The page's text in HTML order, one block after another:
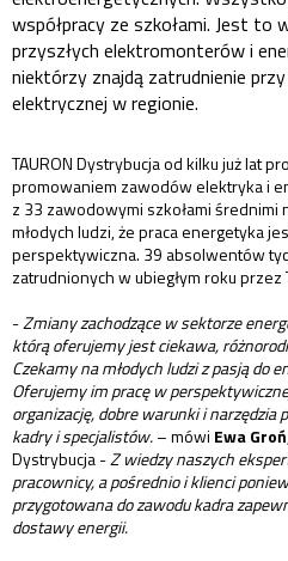
współpracy ze szkołami. Jest to
przyszłych elektromonterów i
niektórzy znajdą zatrudnienie
elektrycznej w regionie.
TAURON Dystrybucja od kilku już lat
promowaniem zawodów elektryka i
z 33 zawodowymi szkołami
młodych ludzi, że praca energetyka
perspektywiczna. 39 absolwentów
zatrudnionych w ubiegłym roku przez
-Zmiany zachodzące w sektorze
którą oferujemy jest ciekawa,
Czekamy na młodych ludzi z pasją do
Oferujemy im pracę w
organizację, dobre warunki i narzędzia
kadry i specjalistów.– mówi Ewa Groń
Dystrybucja -Z wiedzy naszych
pracownicy, a pośrednio i klienci
przygotowana do zawodu kadra
dostawy energii.